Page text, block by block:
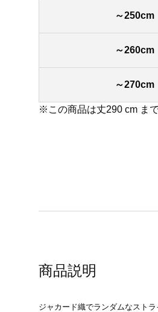
～250cm
～260cm
～270cm
※この商品は丈290 cm ま
商品説明
ジャカード織でランダムなスト